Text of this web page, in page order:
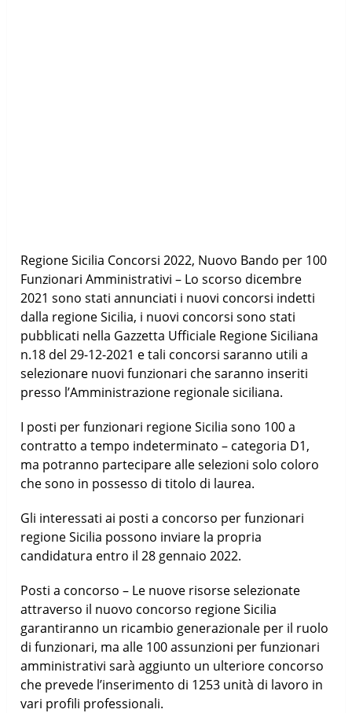
Regione Sicilia Concorsi 2022, Nuovo Bando per 100
Funzionari Amministrativi – Lo scorso dicembre
2021 sono stati annunciati i nuovi concorsi indetti
dalla regione Sicilia, i nuovi concorsi sono stati
pubblicati nella Gazzetta Ufficiale Regione Siciliana
n.18 del 29-12-2021 e tali concorsi saranno utili a
selezionare nuovi funzionari che saranno inseriti
presso l’Amministrazione regionale siciliana.
I posti per funzionari regione Sicilia sono 100 a
contratto a tempo indeterminato – categoria D1,
ma potranno partecipare alle selezioni solo coloro
che sono in possesso di titolo di laurea.
Gli interessati ai posti a concorso per funzionari
regione Sicilia possono inviare la propria
candidatura entro il 28 gennaio 2022.
Posti a concorso – Le nuove risorse selezionate
attraverso il nuovo concorso regione Sicilia
garantiranno un ricambio generazionale per il ruolo
di funzionari, ma alle 100 assunzioni per funzionari
amministrativi sarà aggiunto un ulteriore concorso
che prevede l’inserimento di 1253 unità di lavoro in
vari profili professionali.